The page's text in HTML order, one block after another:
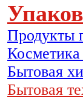
Продукты
Бытовая
Бытовая